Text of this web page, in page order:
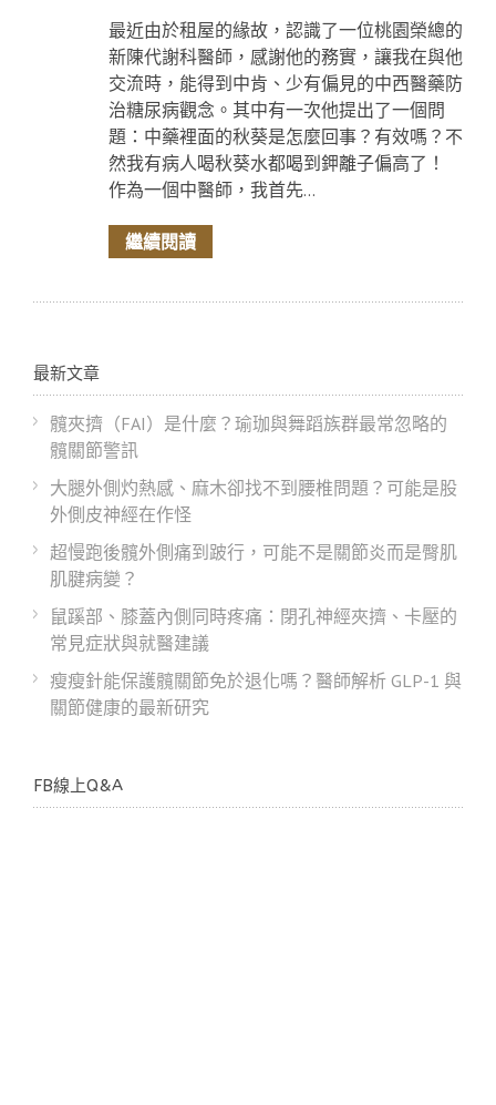
最近由於租屋的緣故，認識了一位桃園榮總的
新陳代謝科醫師，感謝他的務實，讓我在與他
交流時，能得到中肯、少有偏見的中西醫藥防
治糖尿病觀念。其中有一次他提出了一個問
題：中藥裡面的秋葵是怎麼回事？有效嗎？不
然我有病人喝秋葵水都喝到鉀離子偏高了！
作為一個中醫師，我首先...
繼續閱讀
最新文章
髖夾擠（FAI）是什麼？瑜珈與舞蹈族群最常忽略的
髖關節警訊
大腿外側灼熱感、麻木卻找不到腰椎問題？可能是股
外側皮神經在作怪
超慢跑後髖外側痛到跛行，可能不是關節炎而是臀肌
肌腱病變？
鼠蹊部、膝蓋內側同時疼痛：閉孔神經夾擠、卡壓的
常見症狀與就醫建議
瘦瘦針能保護髖關節免於退化嗎？醫師解析 GLP-1 與
關節健康的最新研究
FB線上Q&A